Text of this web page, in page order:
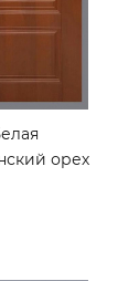
орех